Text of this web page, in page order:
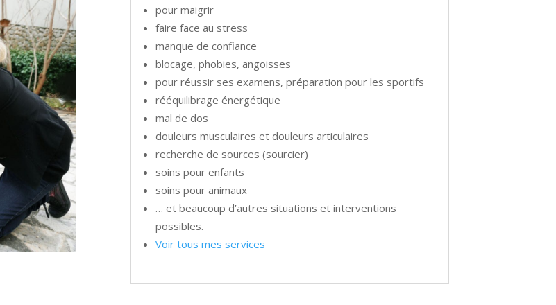
pour maigrir
faire face au stress
manque de confiance
blocage, phobies, angoisses
pour réussir ses examens, préparation pour les sportifs
rééquilibrage énergétique
mal de dos
douleurs musculaires et douleurs articulaires
recherche de sources (sourcier)
soins pour enfants
soins pour animaux
… et beaucoup d’autres situations et interventions
possibles.
Voir tous mes services